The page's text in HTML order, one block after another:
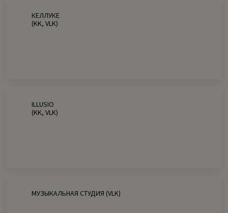
КЕЛЛУКЕ
(KK, VLK)
ILLUSIO
(KK, VLK)
МУЗЫКАЛЬНАЯ СТУДИЯ (VLK)